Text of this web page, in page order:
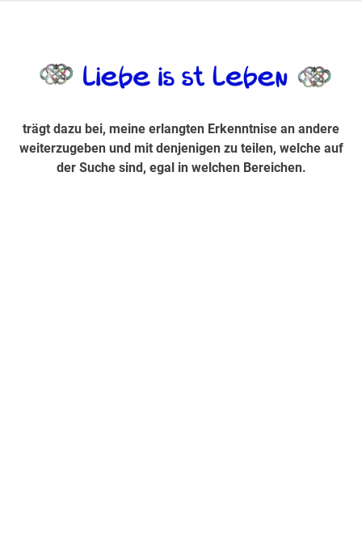
Suche sind, egal in welchen Bereichen.
trägt dazu bei, meine erlangten Erkenntnise an andere
weiterzugeben und mit denjenigen zu teilen, welche auf
der Suche sind, egal in welchen Bereichen.